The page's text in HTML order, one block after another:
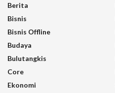
Berita
Bisnis
Bisnis Offline
Budaya
Bulutangkis
Core
Ekonomi